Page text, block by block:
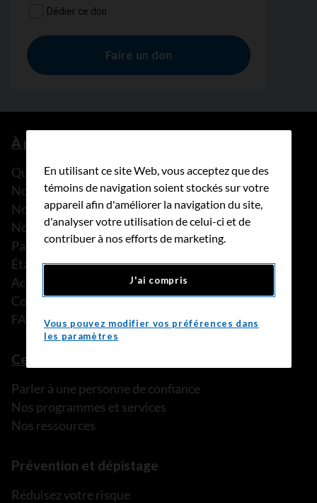
À propos de nous
Que faisons-nous?
Notre histoire
Nos histoires
Notre équipe
Partenariats
États financiers
Actualités
Communiqués de presse
FAQ
Ce que nous pouvons faire
Parler à une personne de confiance
Nos programmes et services
Nos ressources
Prévention et dépistage
Réduisez votre risque
En utilisant ce site Web, vous acceptez que des
témoins de navigation soient stockés sur votre
appareil afin d'améliorer la navigation du site,
d'analyser votre utilisation de celui-ci et de
contribuer à nos efforts de marketing.
J'ai compris
Vous pouvez modifier vos préférences dans
les paramètres